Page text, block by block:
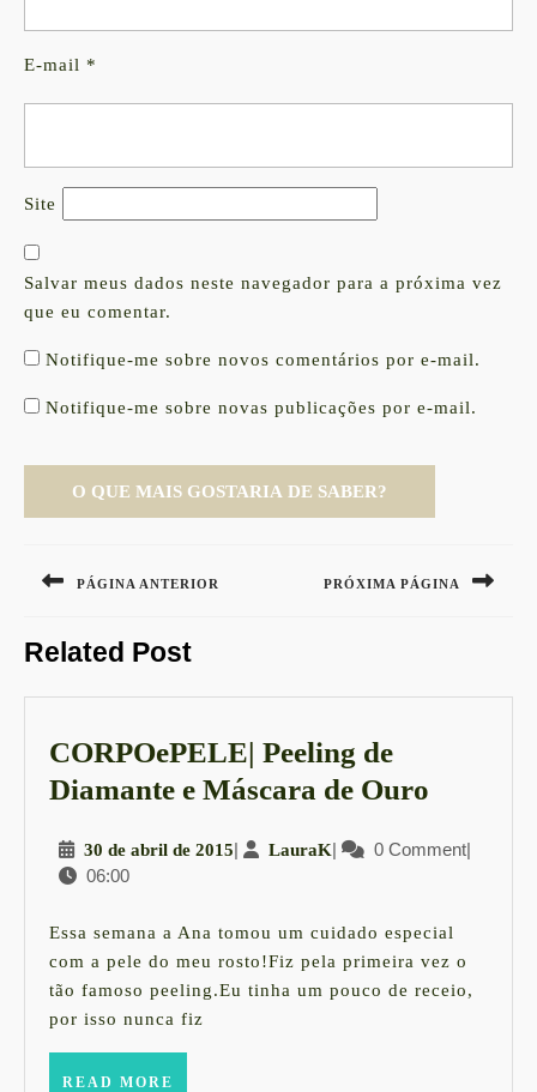
E-mail *
Site
Salvar meus dados neste navegador para a próxima vez
que eu comentar.
Notifique-me sobre novos comentários por e-mail.
Notifique-me sobre novas publicações por e-mail.
de
PÁGINA ANTERIOR
post:
PRÓXIMA PÁGINA
Related Post
CORPOePELE| Peeling de
Diamante e Máscara de Ouro
de
e
de
30 de abril de 201530
de
2015
| LauraKLauraK
| 0 Comment|
06:00
Essa semana a Ana tomou um cuidado especial
com a pele do meu rosto!Fiz pela primeira vez o
tão famoso peeling.Eu tinha um pouco de receio,
por isso nunca fiz
READ MORE